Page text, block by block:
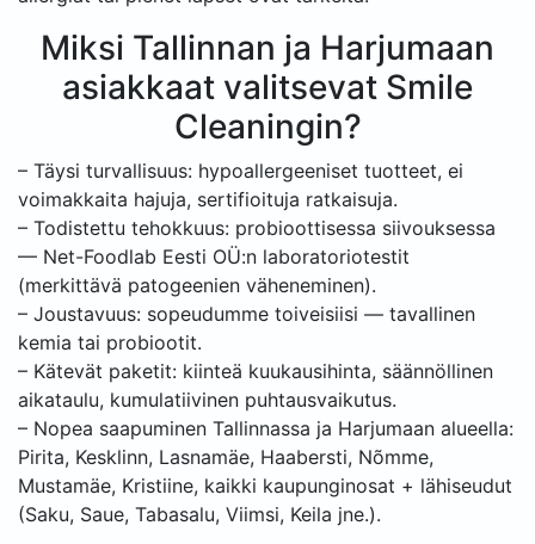
Miksi Tallinnan ja Harjumaan
asiakkaat valitsevat Smile
Cleaningin?
– Täysi turvallisuus: hypoallergeeniset tuotteet, ei
voimakkaita hajuja, sertifioituja ratkaisuja.
– Todistettu tehokkuus: probioottisessa siivouksessa
— Net-Foodlab Eesti OÜ:n laboratoriotestit
(merkittävä patogeenien väheneminen).
– Joustavuus: sopeudumme toiveisiisi — tavallinen
kemia tai probiootit.
– Kätevät paketit: kiinteä kuukausihinta, säännöllinen
aikataulu, kumulatiivinen puhtausvaikutus.
– Nopea saapuminen Tallinnassa ja Harjumaan alueella:
Pirita, Kesklinn, Lasnamäe, Haabersti, Nõmme,
Mustamäe, Kristiine, kaikki kaupunginosat + lähiseudut
(Saku, Saue, Tabasalu, Viimsi, Keila jne.).